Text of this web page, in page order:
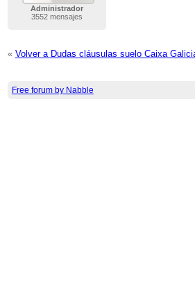
Administrador
3552 mensajes
« Volver a Dudas cláusulas suelo Caixa
Free forum by Nabble